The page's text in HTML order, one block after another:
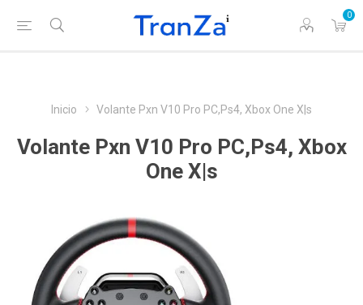
0
Inicio Volante Pxn V10 Pro PC,Ps4, Xbox One X|s
Volante Pxn V10 Pro PC,Ps4, Xbox
One X|s